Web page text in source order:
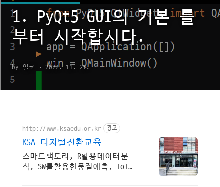
1. PyQt5 GUI의 기본 틀
부터 시작합시다.
by 일코 2022. 11. 21.
http://www.ksaedu.or.kr 광고
KSA 디지털전환교육
스마트팩토리, R활용데이터분
석, SW를활용한품질예측, IoT센